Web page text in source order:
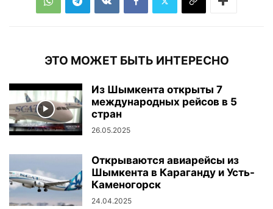
ЭТО МОЖЕТ БЫТЬ ИНТЕРЕСНО
Из Шымкента открыты 7
международных рейсов в 5
стран
26.05.2025
Открываются авиарейсы из
Шымкента в Караганду и Усть-
Каменогорск
24.04.2025